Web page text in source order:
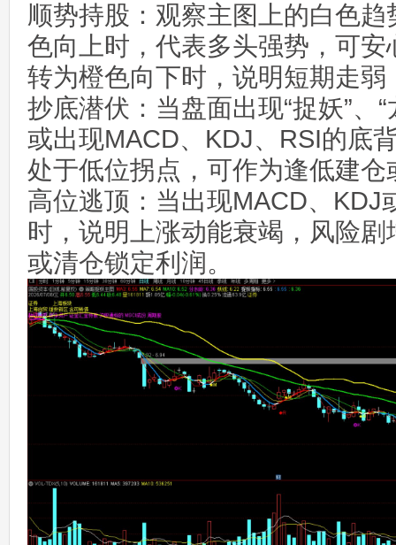
顺势持股：观察主图上的白色
色向上时，代表多头强势，可
转为橙色向下时，说明短期走弱
抄底潜伏：当盘面出现“捉妖”、
或出现MACD、KDJ、RSI的底
处于低位拐点，可作为逢低建
高位逃顶：当出现MACD、KDJ
时，说明上涨动能衰竭，风险
或清仓锁定利润。